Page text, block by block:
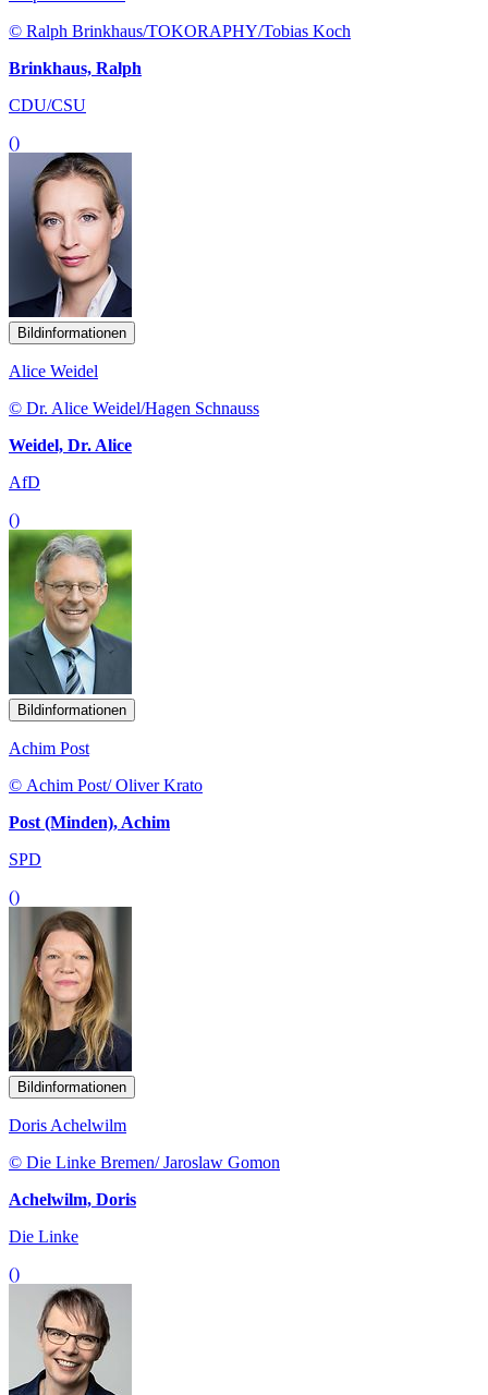
© Ralph Brinkhaus/TOKORAPHY/Tobias Koch
Brinkhaus, Ralph
CDU/CSU
()
Bildinformationen
Alice Weidel
© Dr. Alice Weidel/Hagen Schnauss
Weidel, Dr. Alice
AfD
()
Bildinformationen
Achim Post
© Achim Post/ Oliver Krato
Post (Minden), Achim
SPD
()
Bildinformationen
Doris Achelwilm
© Die Linke Bremen/ Jaroslaw Gomon
Achelwilm, Doris
Die Linke
()